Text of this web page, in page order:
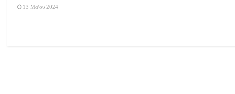
13 Μαΐου 2024